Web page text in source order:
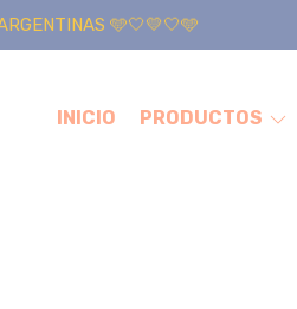
🩵🤍💛🤍🩵
INICIO PRODUCTOS